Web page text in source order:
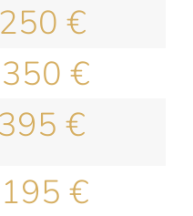
250 €
350 €
395 €
195 €